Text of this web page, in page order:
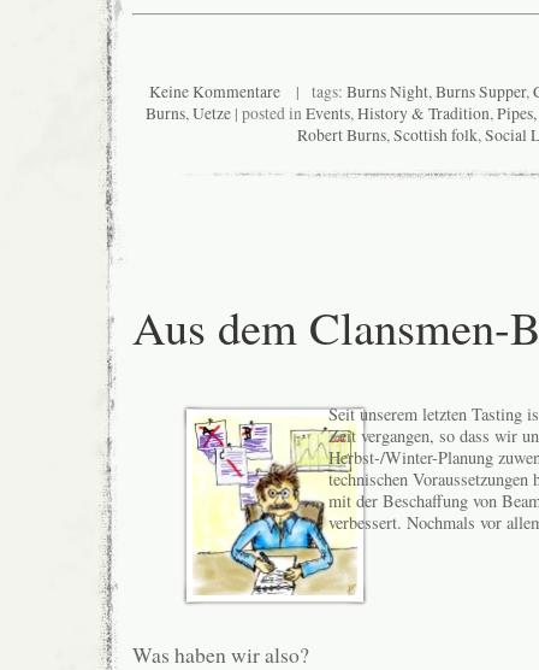
Keine Kommentare| tags: Burns Night,Burns Supper,
Burns,Uetze | posted inEvents,History & Tradition,
Robert Burns,Scottish folk,Social
Aus dem Clansmen-
Seit unserem letzten Tasting
Zeit vergangen, so dass wir
Herbst-/Winter-Planung
technischen
mit der Beschaffung von
verbessert. Nochmals vor
Was haben wir also?